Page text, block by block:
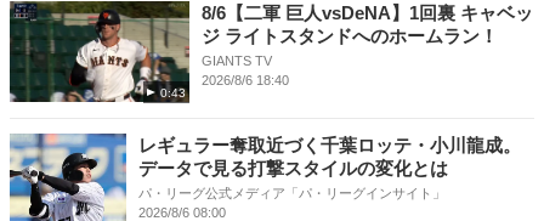
0:43
8/6【二軍 巨人vsDeNA】1回裏 キャベッ
ジ ライトスタンドへのホームラン！
GIANTS TV
2026/8/6 18:40
レギュラー奪取近づく千葉ロッテ・小川龍成。
データで見る打撃スタイルの変化とは
パ・リーグ公式メディア「パ・リーグインサイト」
2026/8/6 08:00